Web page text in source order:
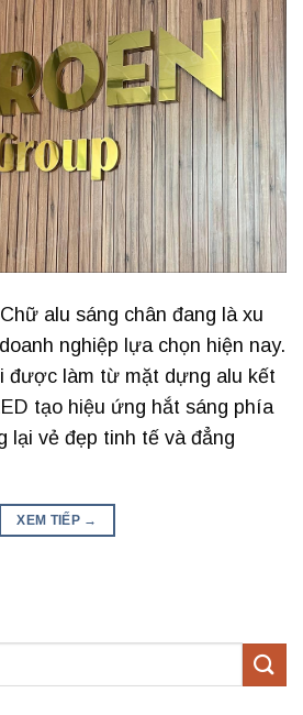
alu sáng chân đang là xu
nghiệp lựa chọn hiện nay.
được làm từ mặt dựng alu kết
tạo hiệu ứng hắt sáng phía
lại vẻ đẹp tinh tế và đẳng
XEM TIẾP →